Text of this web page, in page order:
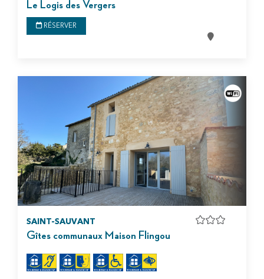
Le Logis des Vergers
RÉSERVER
SAINT-SAUVANT
Gîtes communaux Maison Flingou